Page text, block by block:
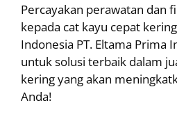
Percayakan perawatan dan
kepada cat kayu cepat
Indonesia PT. Eltama Prima
untuk solusi terbaik dalam
kering yang akan
Anda!